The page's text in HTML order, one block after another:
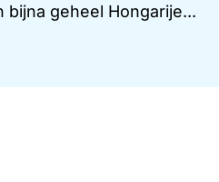
geheel Hongarije...